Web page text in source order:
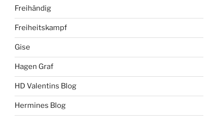
Freihändig
Freiheitskampf
Gise
Hagen Graf
HD Valentins Blog
Hermines Blog